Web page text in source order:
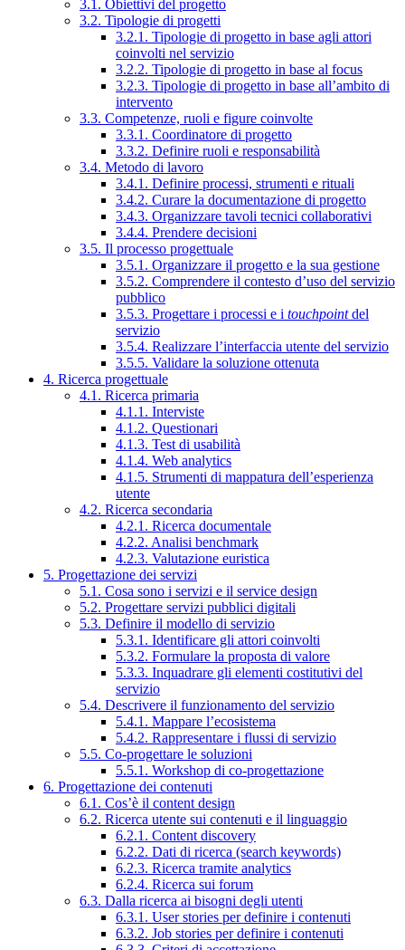
3.1. Obiettivi del progetto
3.2. Tipologie di progetti
3.2.1. Tipologie di progetto in base agli attori
coinvolti nel servizio
3.2.2. Tipologie di progetto in base al focus
3.2.3. Tipologie di progetto in base all’ambito di
intervento
3.3. Competenze, ruoli e figure coinvolte
3.3.1. Coordinatore di progetto
3.3.2. Definire ruoli e responsabilità
3.4. Metodo di lavoro
3.4.1. Definire processi, strumenti e rituali
3.4.2. Curare la documentazione di progetto
3.4.3. Organizzare tavoli tecnici collaborativi
3.4.4. Prendere decisioni
3.5. Il processo progettuale
3.5.1. Organizzare il progetto e la sua gestione
3.5.2. Comprendere il contesto d’uso del servizio
pubblico
3.5.3. Progettare i processi e i touchpointdel
servizio
3.5.4. Realizzare l’interfaccia utente del servizio
3.5.5. Validare la soluzione ottenuta
4. Ricerca progettuale
4.1. Ricerca primaria
4.1.1. Interviste
4.1.2. Questionari
4.1.3. Test di usabilità
4.1.4. Web analytics
4.1.5. Strumenti di mappatura dell’esperienza
utente
4.2. Ricerca secondaria
4.2.1. Ricerca documentale
4.2.2. Analisi benchmark
4.2.3. Valutazione euristica
5. Progettazione dei servizi
5.1. Cosa sono i servizi e il service design
5.2. Progettare servizi pubblici digitali
5.3. Definire il modello di servizio
5.3.1. Identificare gli attori coinvolti
5.3.2. Formulare la proposta di valore
5.3.3. Inquadrare gli elementi costitutivi del
servizio
5.4. Descrivere il funzionamento del servizio
5.4.1. Mappare l’ecosistema
5.4.2. Rappresentare i flussi di servizio
5.5. Co-progettare le soluzioni
5.5.1. Workshop di co-progettazione
6. Progettazione dei contenuti
6.1. Cos’è il content design
6.2. Ricerca utente sui contenuti e il linguaggio
6.2.1. Content discovery
6.2.2. Dati di ricerca (search keywords)
6.2.3. Ricerca tramite analytics
6.2.4. Ricerca sui forum
6.3. Dalla ricerca ai bisogni degli utenti
6.3.1. User stories per definire i contenuti
6.3.2. Job stories per definire i contenuti